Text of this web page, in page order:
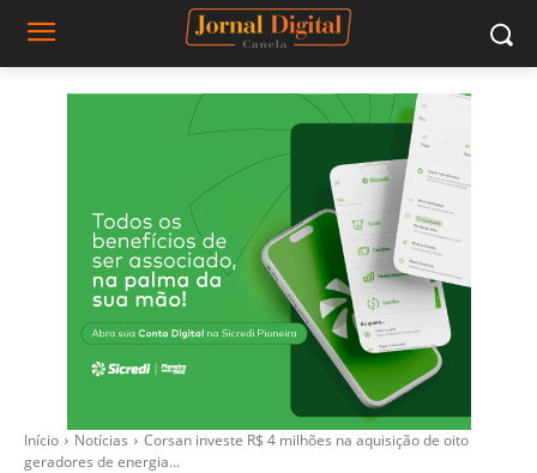
Início Notícias
Corsan investe R$ 4 milhões na aquisição de oito
geradores de energia...